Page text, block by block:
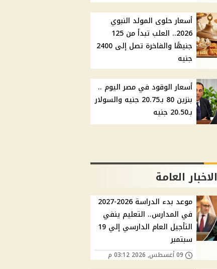
أسعار حلوى المولد النبوي
2026.. العلب تبدأ من 125
جنيهًا والفاخرة تصل إلى 2400
جنيه
أسعار الوقود في مصر اليوم ..
بنزين 80 بـ20.75 جنيه والسولار
بـ20.50 جنيه
الاخبار العامة
موعد بدء الدراسة 2026-2027
في المدارس.. التعليم ينفي
التأجيل العام الدارسي إلي 19
سبتمبر
09 أغسطس, 2026 03:12 م